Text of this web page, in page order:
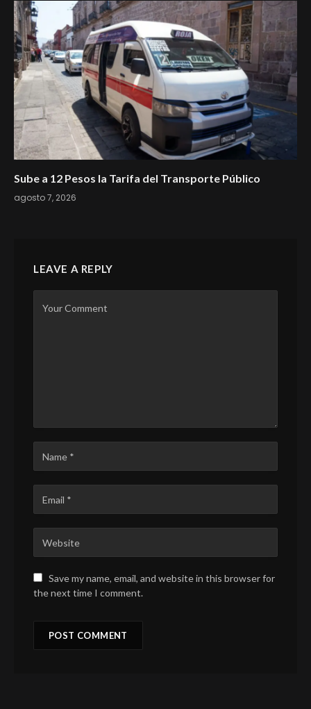
Sube a 12 Pesos la Tarifa del Transporte Público
agosto 7, 2026
LEAVE A REPLY
Save my name, email, and website in this browser for
the next time I comment.